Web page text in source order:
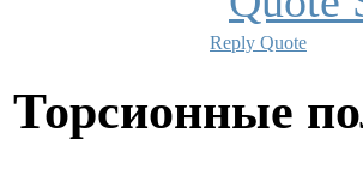
Reply Quote
Торсионные